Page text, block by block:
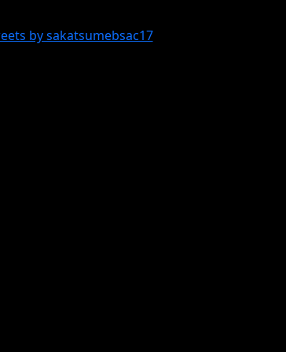
by sakatsumebsac17